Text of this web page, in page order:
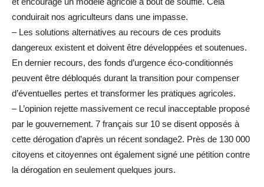
conduirait nos agriculteurs dans une impasse.
– Les solutions alternatives au recours de ces produits
dangereux existent et doivent être développées et soutenues.
En dernier recours, des fonds d’urgence éco-conditionnés
peuvent être débloqués durant la transition pour compenser
d’éventuelles pertes et transformer les pratiques agricoles.
– L’opinion rejette massivement ce recul inacceptable proposé
par le gouvernement. 7 français sur 10 se disent opposés à
cette dérogation d’après un récent sondage2. Près de 130 000
citoyens et citoyennes ont également signé une pétition contre
la dérogation en seulement quelques jours.